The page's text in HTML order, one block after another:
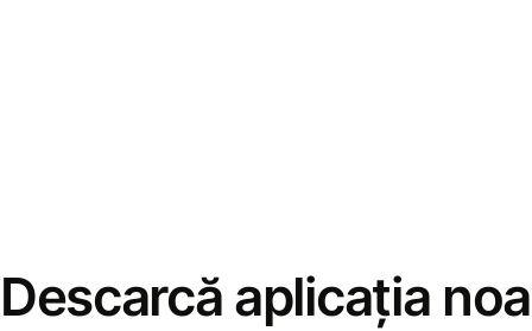
Descarcă aplicația